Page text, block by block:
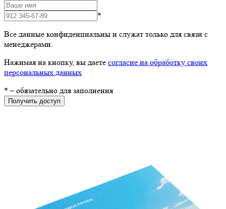
*
Все данные конфиденциальны и служат только для связи с
менеджерами.
Нажимая на кнопку, вы даете согласие на обработку своих
персональных данных
* – обязательно для заполнения
Получить доступ